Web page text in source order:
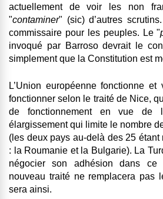
actuellement de voir les non
"contaminer" (sic) d’autres
commissaire pour les peuples. Le "
invoqué par Barroso devrait le
simplement que la Constitution est
L’Union européenne fonctionne
fonctionner selon le traité de Nice,
de fonctionnement en vue de
élargissement qui limite le nombre
(les deux pays au-delà des 25 étant
: la Roumanie et la Bulgarie). La
négocier son adhésion dans ce
nouveau traité ne remplacera pas
sera ainsi.